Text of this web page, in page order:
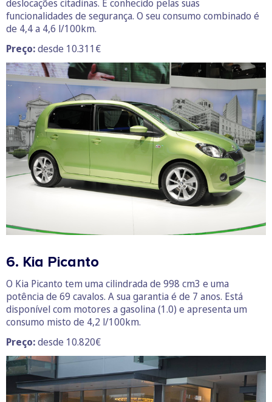
deslocações citadinas. É conhecido pelas suas
funcionalidades de segurança. O seu consumo combinado é
de 4,4 a 4,6 l/100km.
Preço:desde 10.311€
6. Kia Picanto
O Kia Picanto tem uma cilindrada de 998 cm3 e uma
potência de 69 cavalos. A sua garantia é de 7 anos. Está
disponível com motores a gasolina (1.0) e apresenta um
consumo misto de 4,2 l/100km.
Preço:desde 10.820€